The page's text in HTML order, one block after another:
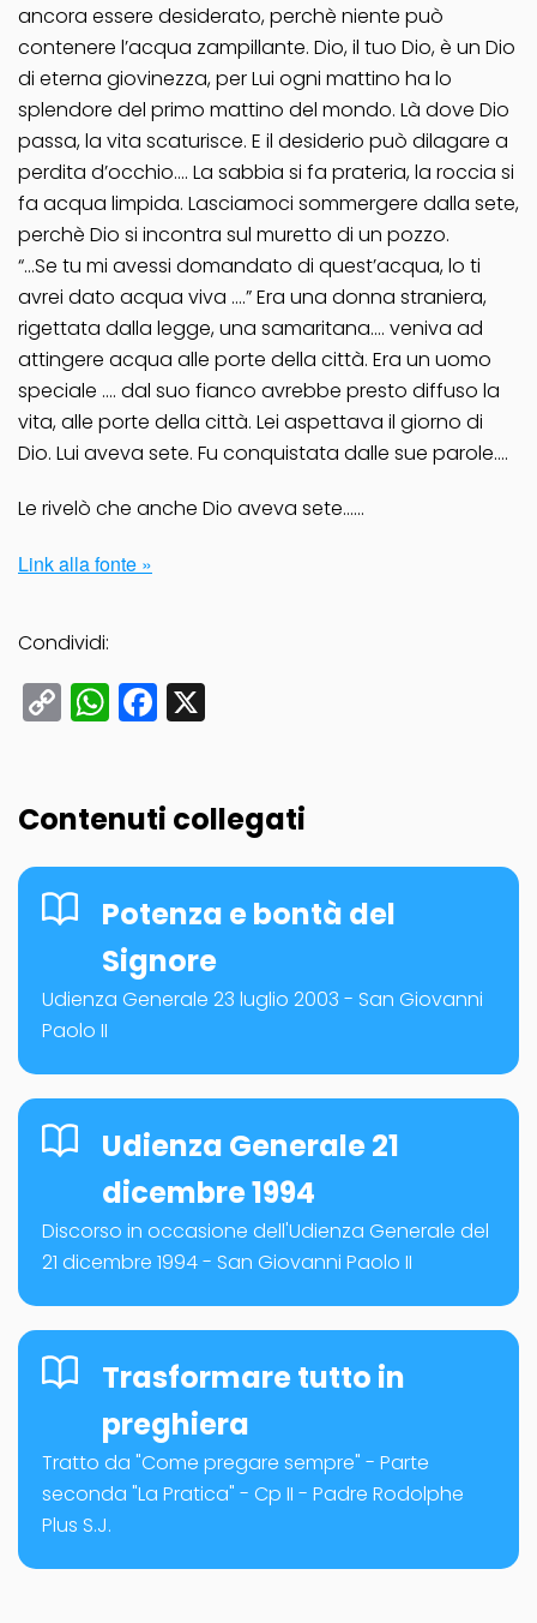
ancora essere desiderato, perchè niente può
contenere l’acqua zampillante. Dio, il tuo Dio, è un Dio
di eterna giovinezza, per Lui ogni mattino ha lo
splendore del primo mattino del mondo. Là dove Dio
passa, la vita scaturisce. E il desiderio può dilagare a
perdita d’occhio…. La sabbia si fa prateria, la roccia si
fa acqua limpida. Lasciamoci sommergere dalla sete,
perchè Dio si incontra sul muretto di un pozzo.
“…Se tu mi avessi domandato di quest’acqua, lo ti
avrei dato acqua viva ….” Era una donna straniera,
rigettata dalla legge, una samaritana…. veniva ad
attingere acqua alle porte della città. Era un uomo
speciale …. dal suo fianco avrebbe presto diffuso la
vita, alle porte della città. Lei aspettava il giorno di
Dio. Lui aveva sete. Fu conquistata dalle sue parole….
Le rivelò che anche Dio aveva sete……
Link alla fonte »
Condividi:
Copy
Link
WhatsApp
Facebook
Contenuti collegati
Potenza e bontà del
Signore
Udienza Generale 23 luglio 2003 - San Giovanni
Paolo II
Udienza Generale 21
dicembre 1994
Discorso in occasione dell'Udienza Generale del
21 dicembre 1994 - San Giovanni Paolo II
Trasformare tutto in
preghiera
Tratto da "Come pregare sempre" - Parte
seconda "La Pratica" - Cp II - Padre Rodolphe
Plus S.J.